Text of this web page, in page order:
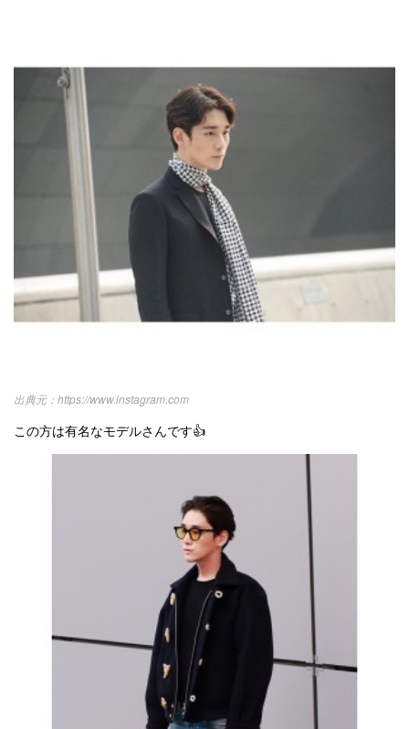
https://www.instagram.com
この方は有名なモデルさんです👍